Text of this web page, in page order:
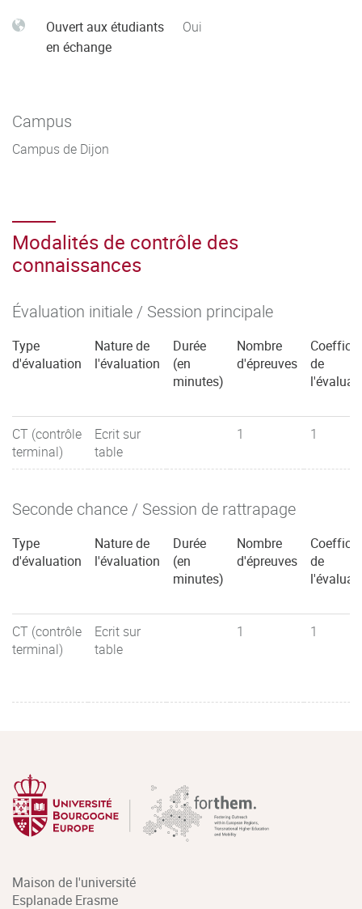
Ouvert aux étudiants
en échange
Oui
Campus
Campus de Dijon
Modalités de contrôle des
connaissances
Évaluation initiale / Session principale
Type
d'évaluation
Nature de
l'évaluation
Durée
(en
minutes)
Nombre
d'épreuves
de
CT (contrôle
terminal)
Ecrit sur
table
1 1
Seconde chance / Session de rattrapage
Type
d'évaluation
Nature de
l'évaluation
Durée
(en
minutes)
Nombre
d'épreuves
de
CT (contrôle
terminal)
Ecrit sur
table
1 1
Maison de l'université
Esplanade Erasme